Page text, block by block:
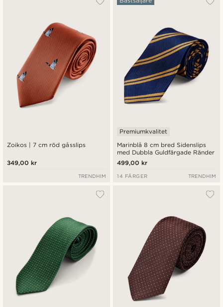
Zoikos | 7 cm röd gåsslips
349,00 kr
TRENDHIM
Marinblå 8 cm bred Sidenslips
med Dubbla Guldfärgade Ränder
Premiumkvalitet
499,00 kr
14 FÄRGER TRENDHIM